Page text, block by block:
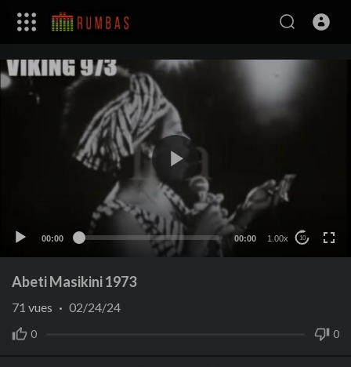
00:00 00:00 1.00x 10
Abeti Masikini 1973
0 0
71 vues · 02/24/24